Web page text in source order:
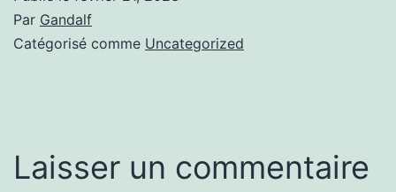
Par Gandalf
Catégorisé comme Uncategorized
Laisser un commentaire